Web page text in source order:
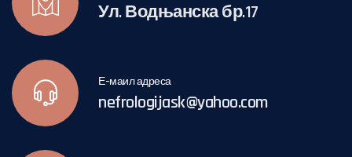
Ул. Водњанска бр.17
Е-маил адреса
nefrologijask@yahoo.com